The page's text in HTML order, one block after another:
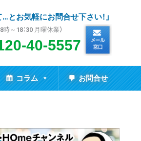
…とお気軽にお問合せ下さい！」
8時～18：30 月曜休業）
40-5557
コラム お問合せ